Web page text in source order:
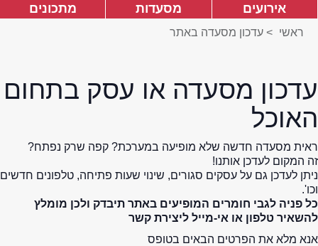
אירועים מסעדות מתכונים
ראשי > עדכון מסעדה באתר
עדכון מסעדה או עסק בתחום
האוכל
ראית מסעדה חדשה שלא מופיעה במערכת? קפה שרק נפתח?
זה המקום לעדכן אותנו!
ניתן לעדכן גם על עסקים סגורים, שינוי שעות פתיחה, טלפונים חדשים
וכו'.
כל פניה לגבי חומרים המופיעים באתר תיבדק ולכן מומלץ
להשאיר טלפון או אי-מייל ליצירת קשר
אנא מלא את הפרטים הבאים בטופס